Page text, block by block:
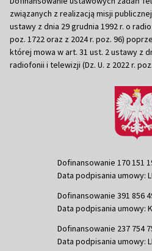
związanych z realizacją misji
ustawy z dnia 29 grudnia 1992 r. o
poz. 1722 oraz z 2024 r. poz. 96)
której mowa w art. 31 ust. 2 ustawy z
radiofonii i telewizji (Dz. U. z 2022 r.
Dofinansowanie 170 151
Data podpisania umowy:
Dofinansowanie 391 856
Data podpisania umowy:
Dofinansowanie 237 754
Data podpisania umowy: